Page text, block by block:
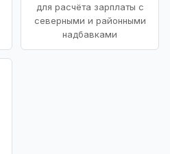
для расчёта зарплаты с
северными и районными
надбавками